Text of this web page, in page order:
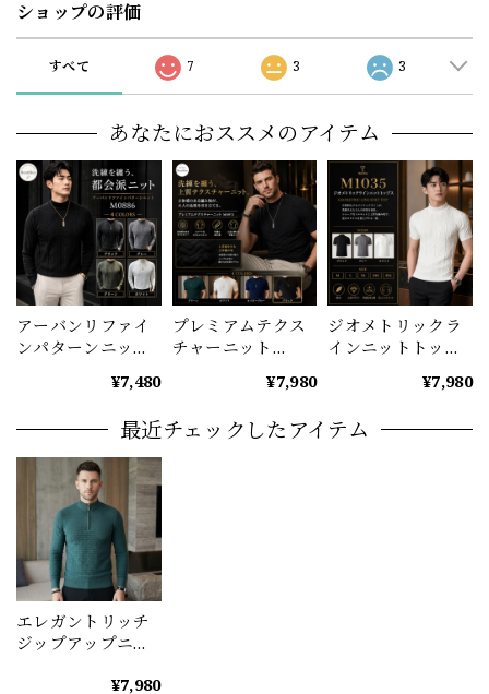
ショップの評価
すべて 7 3 3
あなたにおススメのアイテム
アーバンリファイ
ンパターンニット
¥7,480
プレミアムテクス
チャーニット
¥7,980
ジオメトリックラ
インニットトップ
¥7,980
最近チェックしたアイテム
エレガントリッチ
ジップアップニッ
¥7,980